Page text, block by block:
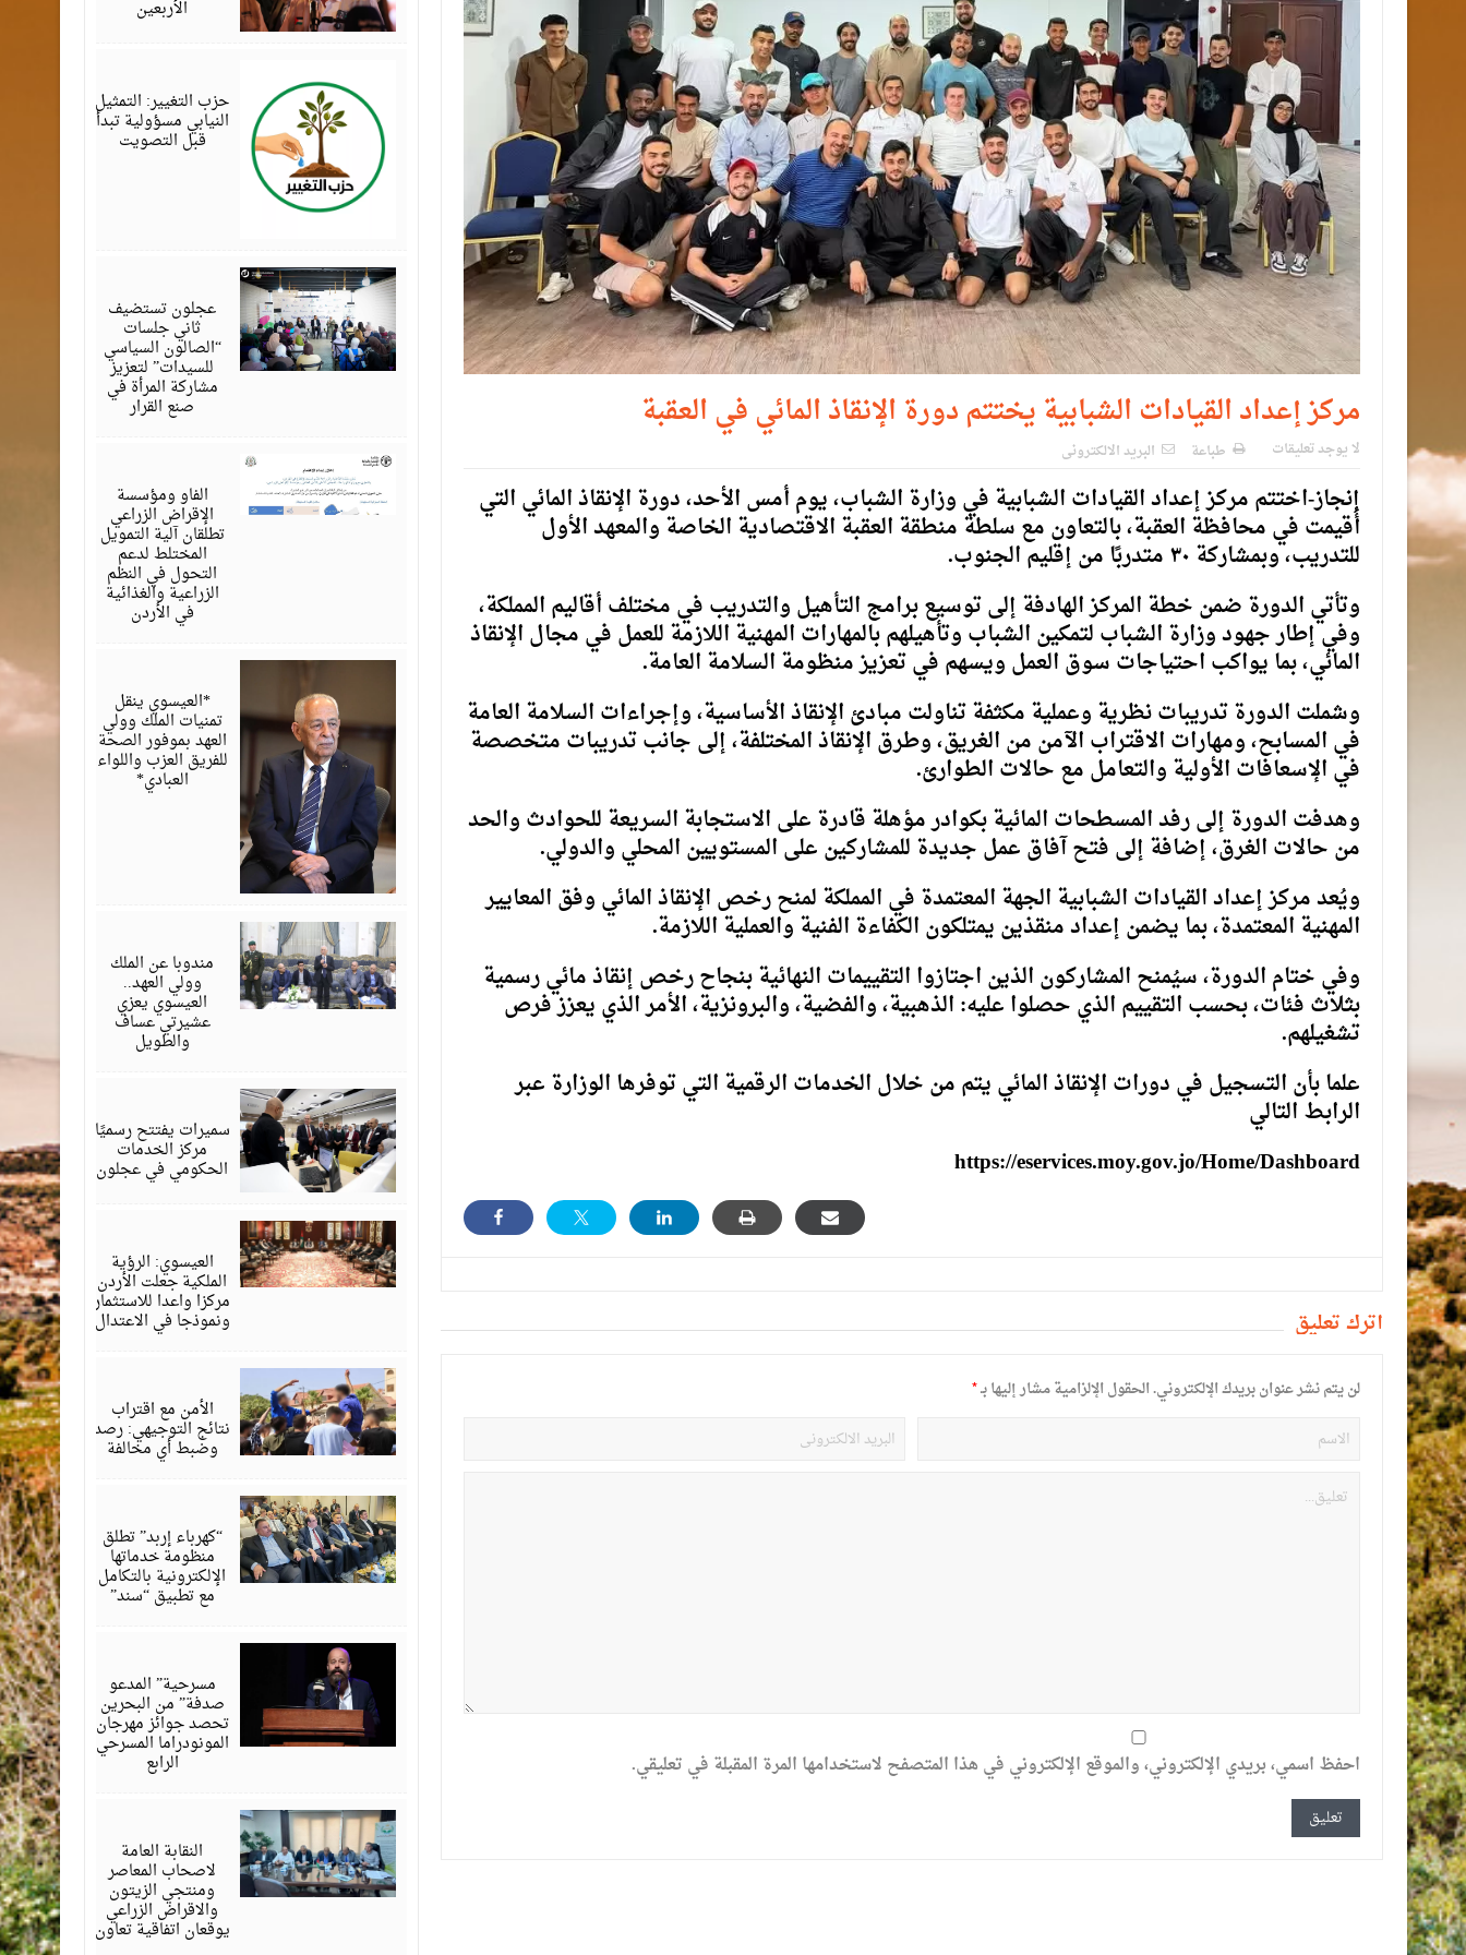
مركز إعداد القيادات الشبابية يختتم دورة الإنقاذ المائي في العقبة
لا يوجد تعليقات طباعة البريد الالكترونى
إنجاز-اختتم مركز إعداد القيادات الشبابية في وزارة الشباب، يوم أمس الأحد، دورة الإنقاذ المائي التي
أُقيمت في محافظة العقبة، بالتعاون مع سلطة منطقة العقبة الاقتصادية الخاصة والمعهد الأول
للتدريب، وبمشاركة ٣٠ متدربًا من إقليم الجنوب.
وتأتي الدورة ضمن خطة المركز الهادفة إلى توسيع برامج التأهيل والتدريب في مختلف أقاليم المملكة،
وفي إطار جهود وزارة الشباب لتمكين الشباب وتأهيلهم بالمهارات المهنية اللازمة للعمل في مجال الإنقاذ
المائي، بما يواكب احتياجات سوق العمل ويسهم في تعزيز منظومة السلامة العامة.
وشملت الدورة تدريبات نظرية وعملية مكثفة تناولت مبادئ الإنقاذ الأساسية، وإجراءات السلامة العامة
في المسابح، ومهارات الاقتراب الآمن من الغريق، وطرق الإنقاذ المختلفة، إلى جانب تدريبات متخصصة
في الإسعافات الأولية والتعامل مع حالات الطوارئ.
وهدفت الدورة إلى رفد المسطحات المائية بكوادر مؤهلة قادرة على الاستجابة السريعة للحوادث والحد
من حالات الغرق، إضافة إلى فتح آفاق عمل جديدة للمشاركين على المستويين المحلي والدولي.
ويُعد مركز إعداد القيادات الشبابية الجهة المعتمدة في المملكة لمنح رخص الإنقاذ المائي وفق المعايير
المهنية المعتمدة، بما يضمن إعداد منقذين يمتلكون الكفاءة الفنية والعملية اللازمة.
وفي ختام الدورة، سيُمنح المشاركون الذين اجتازوا التقييمات النهائية بنجاح رخص إنقاذ مائي رسمية
بثلاث فئات، بحسب التقييم الذي حصلوا عليه: الذهبية، والفضية، والبرونزية، الأمر الذي يعزز فرص
تشغيلهم.
علما بأن التسجيل في دورات الإنقاذ المائي يتم من خلال الخدمات الرقمية التي توفرها الوزارة عبر
الرابط التالي
https://eservices.moy.gov.jo/Home/Dashboard
أترك تعليق
لن يتم نشر عنوان بريدك الإلكتروني.الحقول الإلزامية مشار إليها بـ*
احفظ اسمي، بريدي الإلكتروني، والموقع الإلكتروني في هذا المتصفح لاستخدامها المرة المقبلة في تعليقي.
الأربعين
حزب التغيير: التمثيل
النيابي مسؤولية تبدأ
قبل التصويت
عجلون تستضيف
ثاني جلسات
“الصالون السياسي
للسيدات” لتعزيز
مشاركة المرأة في
صنع القرار
الفاو ومؤسسة
الإقراض الزراعي
تطلقان آلية التمويل
المختلط لدعم
التحول في النظم
الزراعية والغذائية
في الأردن
*العيسوي ينقل
تمنيات الملك وولي
العهد بموفور الصحة
للفريق العزب واللواء
العبادي*
مندوبا عن الملك
وولي العهد..
العيسوي يعزي
عشيرتي عساف
والطويل
سميرات يفتتح رسميًا
مركز الخدمات
الحكومي في عجلون
العيسوي: الرؤية
الملكية جعلت الأردن
مركزا واعدا للاستثمار
ونموذجا في الاعتدال
أغسطس
2026
الأمن مع اقتراب
نتائج التوجيهي: رصد
وضبط أي مخالفة
أغسطس
2026
“كهرباء إربد” تطلق
منظومة خدماتها
الإلكترونية بالتكامل
مع تطبيق “سند”
أغسطس
2026
مسرحية” المدعو
صدفة” من البحرين
تحصد جوائز مهرجان
المونودراما المسرحي
الرابع
أغسطس
2026
النقابة العامة
لاصحاب المعاصر
ومنتجي الزيتون
والاقراض الزراعي
يوقعان اتفاقية تعاون
أغسطس
2026